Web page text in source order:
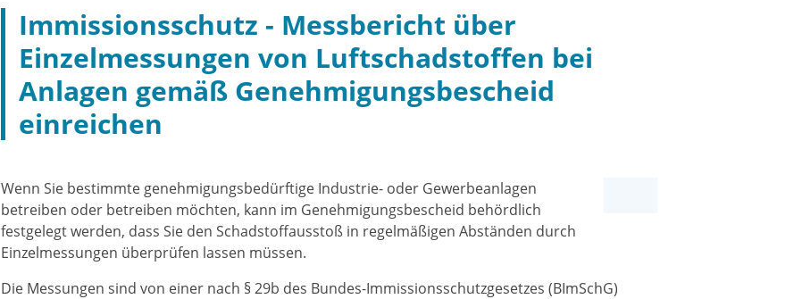
Immissionsschutz - Messbericht über
Einzelmessungen von Luftschadstoffen bei
Anlagen gemäß Genehmigungsbescheid
einreichen
Wenn Sie bestimmte genehmigungsbedürftige Industrie- oder Gewerbeanlagen
betreiben oder betreiben möchten, kann im Genehmigungsbescheid behördlich
festgelegt werden, dass Sie den Schadstoffausstoß in regelmäßigen Abständen durch
Einzelmessungen überprüfen lassen müssen.
Die Messungen sind von einer nach § 29b des Bundes-Immissionsschutzgesetzes (BImSchG)